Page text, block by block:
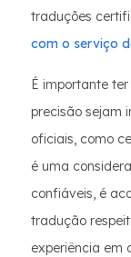
traduções
com o serviço
É importante
precisão sejam
oficiais, como
é uma
confiáveis, é
tradução
experiência em